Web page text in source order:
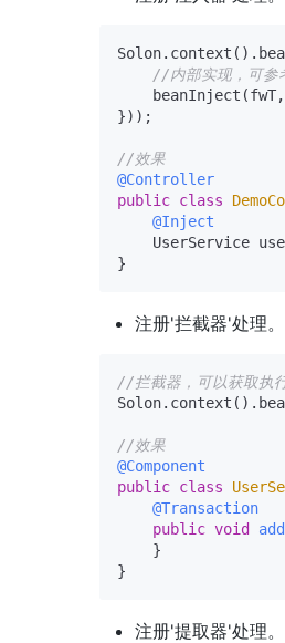
//内部实现，可参
}));
//效果
@Controller
public class
@Inject
UserService
注册'拦截器'处理
//拦截器，可以获取执
//效果
@Component
public class
@Transaction
public void
    }
注册'提取器'处理